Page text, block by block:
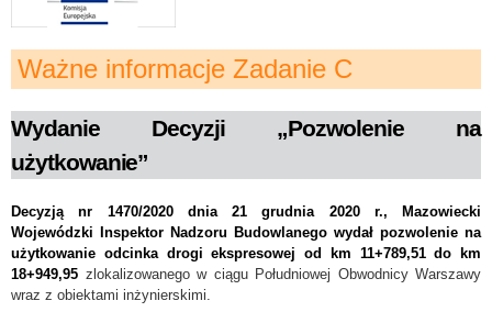
Ważne informacje Zadanie C
Wydanie Decyzji „Pozwolenie na
użytkowanie”
Decyzją nr 1470/2020 dnia 21 grudnia 2020 r., Mazowiecki
Wojewódzki Inspektor Nadzoru Budowlanego wydał pozwolenie na
użytkowanie odcinka drogi ekspresowej od km 11+789,51 do km
18+949,95 zlokalizowanego w ciągu Południowej Obwodnicy Warszawy
wraz z obiektami inżynierskimi.